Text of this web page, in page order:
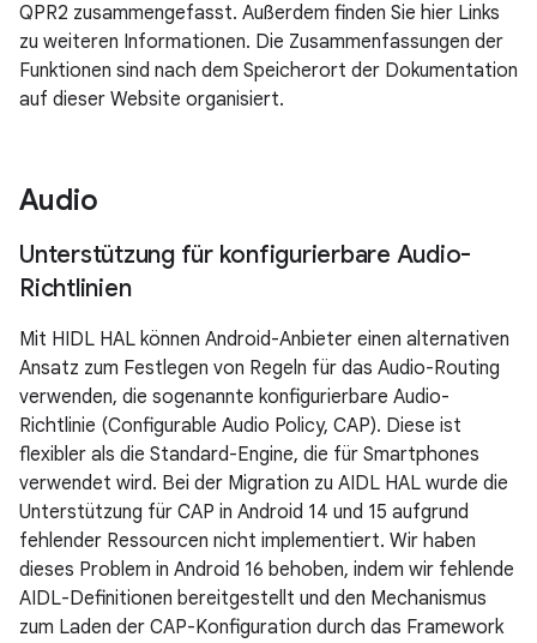
QPR2 zusammengefasst. Außerdem finden Sie hier Links
zu weiteren Informationen. Die Zusammenfassungen der
Funktionen sind nach dem Speicherort der Dokumentation
auf dieser Website organisiert.
Audio
Unterstützung für konfigurierbare Audio-
Richtlinien
Mit HIDL HAL können Android-Anbieter einen alternativen
Ansatz zum Festlegen von Regeln für das Audio-Routing
verwenden, die sogenannte konfigurierbare Audio-
Richtlinie (Configurable Audio Policy, CAP). Diese ist
flexibler als die Standard-Engine, die für Smartphones
verwendet wird. Bei der Migration zu AIDL HAL wurde die
Unterstützung für CAP in Android 14 und 15 aufgrund
fehlender Ressourcen nicht implementiert. Wir haben
dieses Problem in Android 16 behoben, indem wir fehlende
AIDL-Definitionen bereitgestellt und den Mechanismus
zum Laden der CAP-Konfiguration durch das Framework